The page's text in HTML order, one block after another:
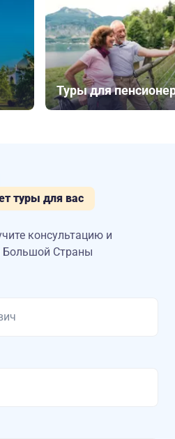
Туры для
туры для вас
консультацию и
Большой Страны